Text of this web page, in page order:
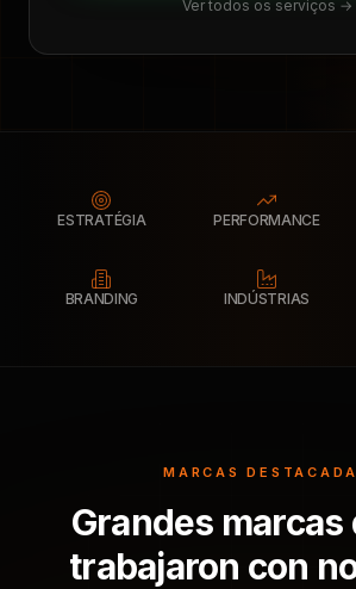
Ver todos os serviços →
ESTRATÉGIA PERFORMANCE
BRANDING INDÚSTRIAS
MARCAS
Grandes marcas
trabajaron con